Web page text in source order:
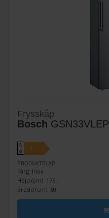
Frysskåp
Bosch GSN33VLEP
A
↑
G
E
PRODUKTBLAD
Färg: Inox
Höjd (cm): 176
Bredd (cm): 60